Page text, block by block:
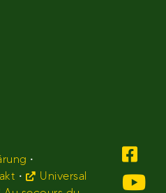
•
•
Universal